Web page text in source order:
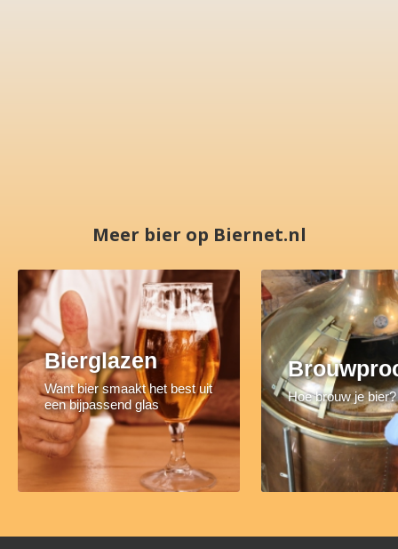
Meer bier op Biernet.nl
Bierglazen
Want bier smaakt het best uit
een bijpassend glas
Hoe brouw je bier?